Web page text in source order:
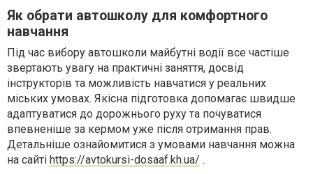
Як обрати автошколу для комфортного
навчання
Під час вибору автошколи майбутні водії все частіше
звертають увагу на практичні заняття, досвід
інструкторів та можливість навчатися у реальних
міських умовах. Якісна підготовка допомагає швидше
адаптуватися до дорожнього руху та почуватися
впевненіше за кермом уже після отримання прав.
Детальніше ознайомитися з умовами навчання можна
на сайті https://avtokursi-dosaaf.kh.ua/ .